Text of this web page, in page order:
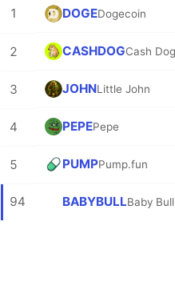
1 DOGEDogecoin
2 CASHDOG
3 JOHNLittle John
4 PEPEPepe
5 PUMPPump.fun
94 BABYBULLBaby Bull